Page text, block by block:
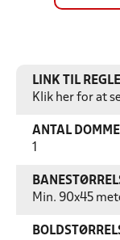
LINK TIL
Klik her for at
ANTAL
Min. 90x45